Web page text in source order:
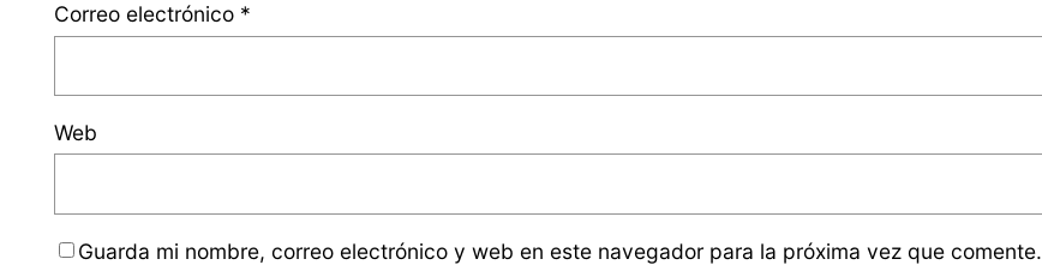
Correo electrónico *
Web
Guarda mi nombre, correo electrónico y web en este navegador para la próxima vez que comente.